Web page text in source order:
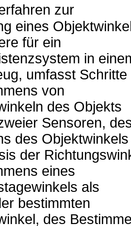
zur
eines
für ein
in
umfasst Schritte
von
des Objekts
Sensoren,
des Objektwinkels
der
eines
als
bestimmten
des